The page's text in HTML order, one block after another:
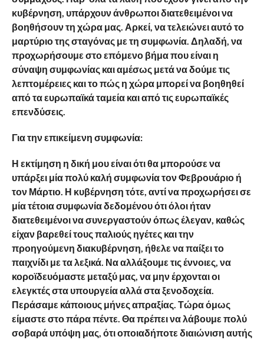
κυβέρνηση, υπάρχουν άνθρωποι διατεθειμένοι να
βοηθήσουν τη χώρα μας. Αρκεί, να τελειώνει αυτό το
μαρτύριο της σταγόνας με τη συμφωνία. Δηλαδή, να
προχωρήσουμε στο επόμενο βήμα που είναι η
σύναψη συμφωνίας και αμέσως μετά να δούμε τις
λεπτομέρειες και το πώς η χώρα μπορεί να βοηθηθεί
από τα ευρωπαϊκά ταμεία και από τις ευρωπαϊκές
επενδύσεις.
Για την επικείμενη συμφωνία:
Η εκτίμηση η δική μου είναι ότι θα μπορούσε να
υπάρξει μία πολύ καλή συμφωνία τον Φεβρουάριο ή
τον Μάρτιο. Η κυβέρνηση τότε, αντί να προχωρήσει σε
μία τέτοια συμφωνία δεδομένου ότι όλοι ήταν
διατεθειμένοι να συνεργαστούν όπως έλεγαν, καθώς
είχαν βαρεθεί τους παλιούς ηγέτες και την
προηγούμενη διακυβέρνηση, ήθελε να παίξει το
παιχνίδι με τα λεξικά. Να αλλάξουμε τις έννοιες, να
κοροϊδευόμαστε μεταξύ μας, να μην έρχονται οι
ελεγκτές στα υπουργεία αλλά στα ξενοδοχεία.
Περάσαμε κάποιους μήνες απραξίας. Τώρα όμως
είμαστε στο πάρα πέντε. Θα πρέπει να λάβουμε πολύ
σοβαρά υπόψη μας, ότι οποιαδήποτε διαιώνιση αυτής